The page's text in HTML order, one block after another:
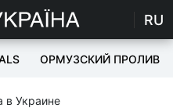
RU
ОРМУЗСКИЙ ПРОЛИВ
в Украине